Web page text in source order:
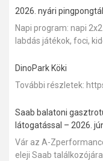
2026. nyári
Napi program: napi
labdás játékok, foci,
DinoPark Köki
További részletek:
Saab balatoni
látogatással – 2026.
Vár az A-
eleji Saab